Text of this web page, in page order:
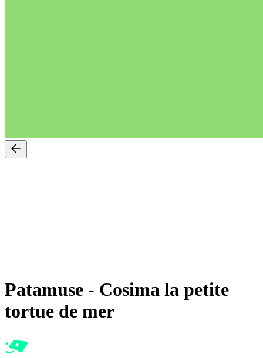
Patamuse - Cosima la petite
tortue de mer